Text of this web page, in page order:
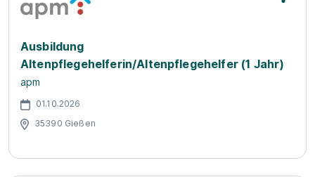
Ausbildung
Altenpflegehelferin/Altenpflegehelfer (1 Jahr)
apm
01.10.2026
35390 Gießen